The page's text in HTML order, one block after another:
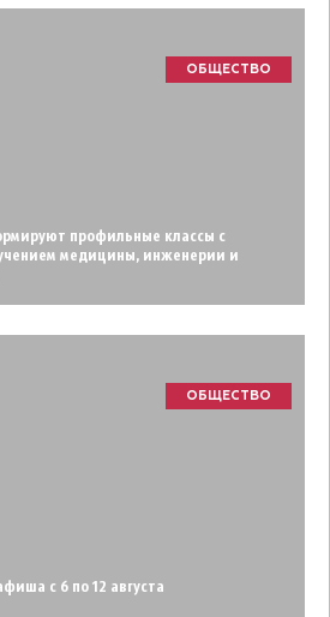
ОБЩЕСТВО
профильные классы с
медицины, инженерии и
ОБЩЕСТВО
с 6 по 12 августа